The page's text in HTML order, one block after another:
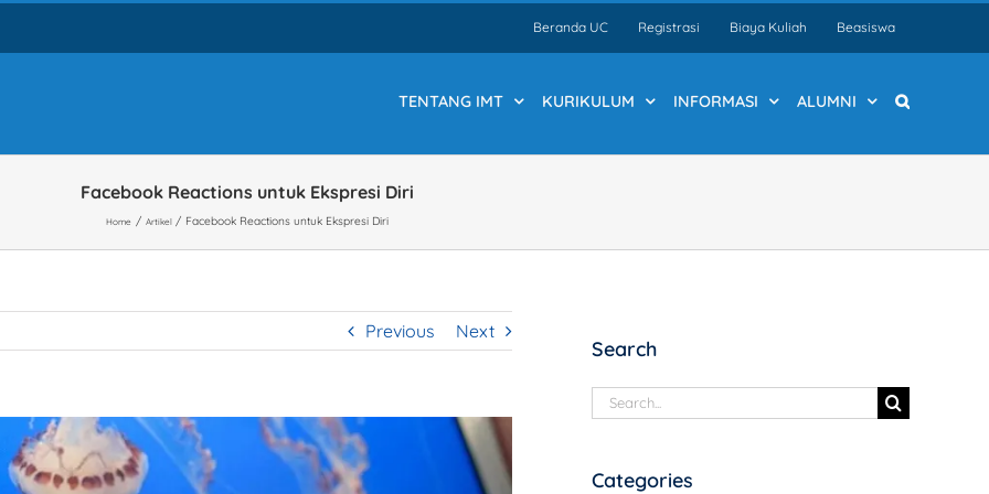
Beranda UC Registrasi Biaya Kuliah Beasiswa
TENTANG IMT KURIKULUM INFORMASI ALUMNI
Facebook Reactions untuk Ekspresi Diri
Home Artikel Facebook Reactions untuk Ekspresi Diri
Previous Next
Search
Search
for:
Categories